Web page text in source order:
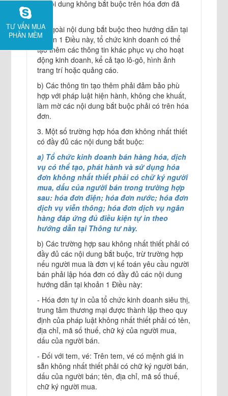
2. Nội dung không bắt buộc trên hóa đơn đã
a) Ngoài nội dung bắt buộc theo hướng dẫn tại
khoản 1 Điều này, tổ chức kinh doanh có thể
tạo thêm các thông tin khác phục vụ cho hoạt
động kinh doanh, kể cả tạo lô-gô, hình ảnh
trang trí hoặc quảng cáo.
b) Các thông tin tạo thêm phải đảm bảo phù
hợp với pháp luật hiện hành, không che khuất,
làm mờ các nội dung bắt buộc phải có trên hóa
đơn.
3. Một số trường hợp hóa đơn không nhất thiết
có đầy đủ các nội dung bắt buộc:
a) Tổ chức kinh doanh bán hàng hóa, dịch
vụ có thể tạo, phát hành và sử dụng hóa
đơn không nhất thiết phải có chữ ký người
mua, dấu của người bán trong trường hợp
sau: hóa đơn điện; hóa đơn nước; hóa đơn
dịch vụ viễn thông; hóa đơn dịch vụ ngân
hàng đáp ứng đủ điều kiện tự in theo
hướng dẫn tại Thông tư này.
b) Các trường hợp sau không nhất thiết phải có
đầy đủ các nội dung bắt buộc, trừ trường hợp
nếu người mua là đơn vị kế toán yêu cầu người
bán phải lập hóa đơn có đầy đủ các nội dung
hướng dẫn tại khoản 1 Điều này:
- Hóa đơn tự in của tổ chức kinh doanh siêu thị,
trung tâm thương mại được thành lập theo quy
định của pháp luật không nhất thiết phải có tên,
địa chỉ, mã số thuế, chữ ký của người mua,
dấu của người bán.
- Đối với tem, vé: Trên tem, vé có mệnh giá in
sẵn không nhất thiết phải có chữ ký người bán,
dấu của người bán; tên, địa chỉ, mã số thuế,
chữ ký người mua.
TƯ VẤN MUA
PHẦN MỀM